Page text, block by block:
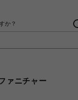
ァニチャー